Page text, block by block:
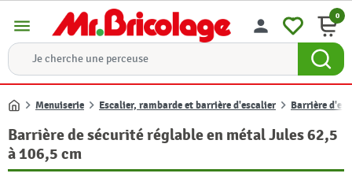
menu person 0
Accueil
Menuiserie Escalier, rambarde et barrière d'escalier Barrière
Barrière de sécurité réglable en métal Jules 62,5
à 106,5 cm